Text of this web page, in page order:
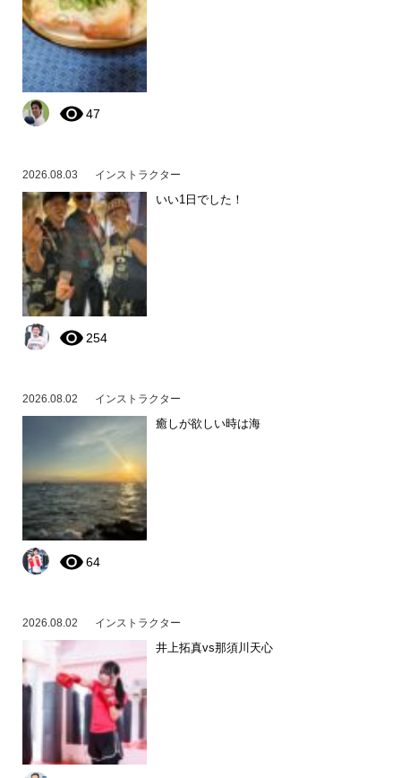
47
2026.08.03 インストラクター
いい1日でした！
254
2026.08.02 インストラクター
癒しが欲しい時は海
64
2026.08.02 インストラクター
井上拓真vs那須川天心